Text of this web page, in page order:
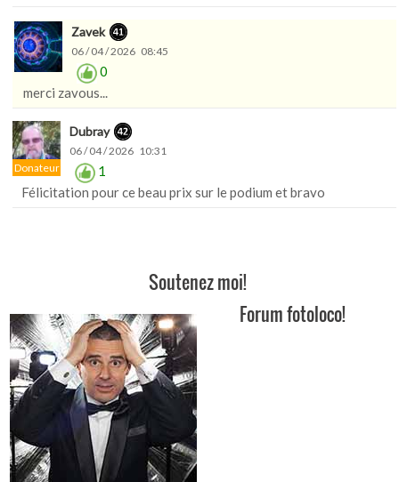
Zavek
06 / 04 / 2026 08:45
0
merci zavous...
Donateur
Dubray
06 / 04 / 2026 10:31
1
Félicitation pour ce beau prix sur le podium et bravo
Soutenez moi!
Forum fotoloco!